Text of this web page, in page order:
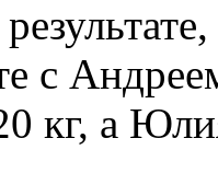
с
кг, а